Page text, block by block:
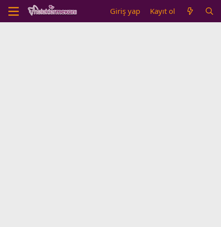
Giriş yap Kayıt ol